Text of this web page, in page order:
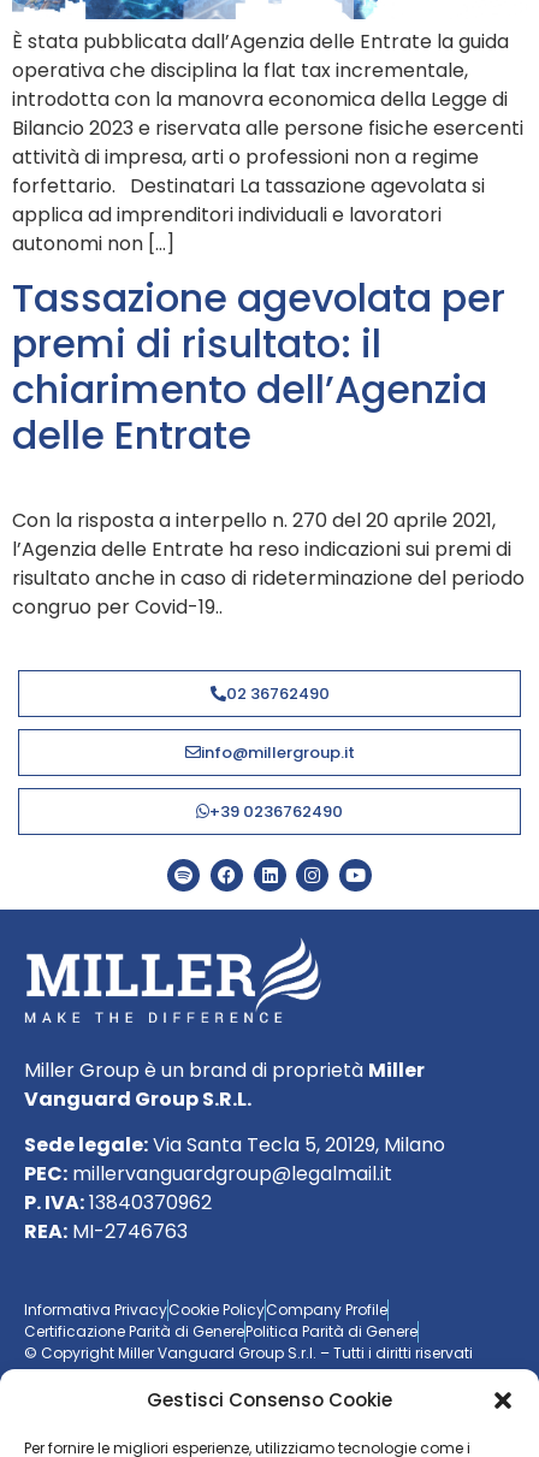
Gestisci Consenso Cookie
Per fornire le migliori esperienze, utilizziamo tecnologie come i
È stata pubblicata dall’Agenzia delle Entrate la guida
operativa che disciplina la flat tax incrementale,
introdotta con la manovra economica della Legge di
Bilancio 2023 e riservata alle persone fisiche esercenti
attività di impresa, arti o professioni non a regime
forfettario. Destinatari La tassazione agevolata si
applica ad imprenditori individuali e lavoratori
autonomi non […]
Tassazione agevolata per
premi di risultato: il
chiarimento dell’Agenzia
delle Entrate
Con la risposta a interpello n. 270 del 20 aprile 2021,
l’Agenzia delle Entrate ha reso indicazioni sui premi di
risultato anche in caso di rideterminazione del periodo
congruo per Covid-19..
02 36762490
info@millergroup.it
+39 0236762490
Miller Group è un brand di proprietà Miller
Vanguard Group S.R.L.
Sede legale:Via Santa Tecla 5, 20129, Milano
PEC: millervanguardgroup@legalmail.it
P. IVA:13840370962
REA: MI-2746763
Informativa PrivacyCookie PolicyCompany Profile
Certificazione Parità di GenerePolitica Parità di Genere
© Copyright Miller Vanguard Group S.r.l. – Tutti i diritti riservati
Vuoi essere aggiornato sul mondo delle imprese?